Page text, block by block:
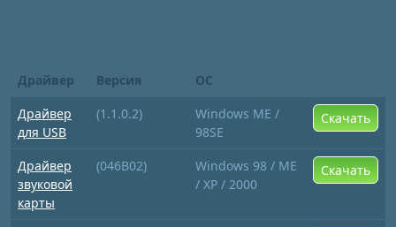
Драйвер Версия
ОС
Драйвер
для USB
(1.1.0.2)
Windows ME /
98SE
Скачать
Драйвер
звуковой
карты
(046B02)
Windows 98 / ME
/ XP / 2000
Скачать